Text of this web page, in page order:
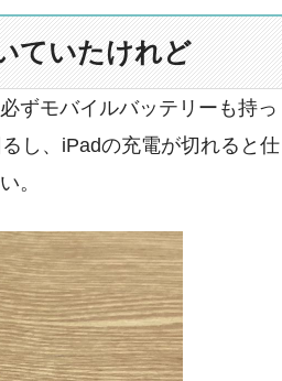
ていたけれど
ずモバイルバッテリーも持っ
し、iPadの充電が切れると仕
。